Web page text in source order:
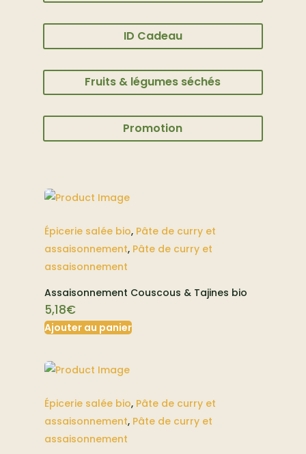
ID Cadeau
Fruits & légumes séchés
Promotion
Épicerie salée bio, Pâte de curry et
assaisonnement, Pâte de curry et
assaisonnement
Assaisonnement Couscous & Tajines bio
5,18€
Ajouter au panier
Épicerie salée bio, Pâte de curry et
assaisonnement, Pâte de curry et
assaisonnement